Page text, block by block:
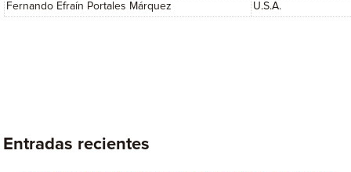
Fernando Efraín Portales Márquez
U.S.A.
Entradas recientes